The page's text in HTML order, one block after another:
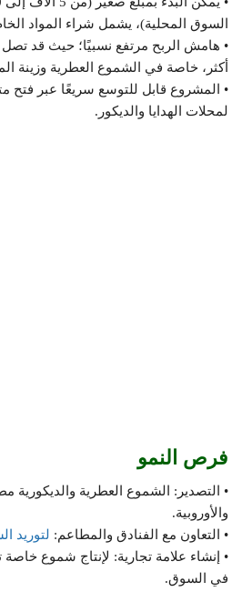
السوق المحلية)، يشمل شراء المواد
أكثر، خاصة في الشموع العطرية وزينة
• المشروع قابل للتوسع سريعًا عبر فتح
لمحلات الهدايا والديكور.
فرص النمو
• التصدير: الشموع العطرية والديكورية
والأوروبية.
• التعاون مع الفنادق والمطاعم: لتوريد
• إنشاء علامة تجارية: لإنتاج شموع
في السوق.